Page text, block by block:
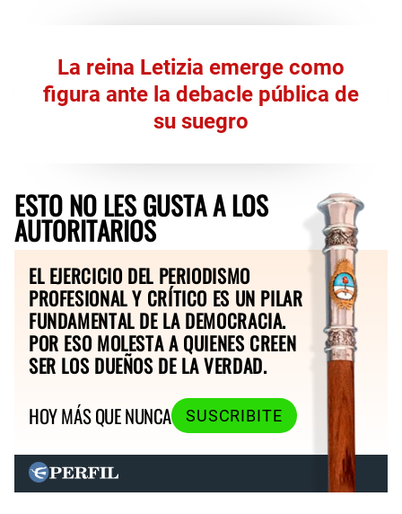
La reina Letizia emerge como
figura ante la debacle pública de
su suegro
ESTO NO LES GUSTA A LOS
AUTORITARIOS
EL EJERCICIO DEL PERIODISMO
PROFESIONAL Y CRÍTICO ES UN PILAR
FUNDAMENTAL DE LA DEMOCRACIA.
POR ESO MOLESTA A QUIENES CREEN
SER LOS DUEÑOS DE LA VERDAD.
HOY MÁS QUE NUNCA
SUSCRIBITE